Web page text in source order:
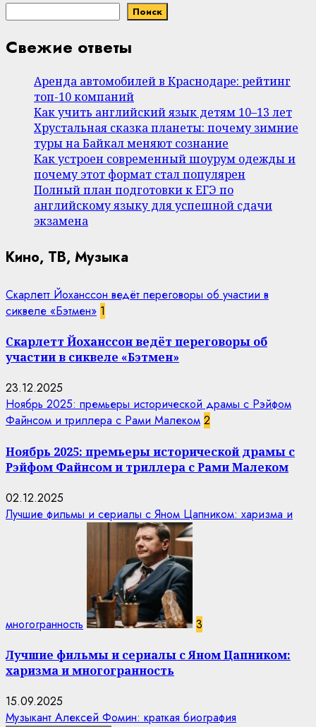
Поиск
Свежие ответы
Аренда автомобилей в Краснодаре: рейтинг
топ-10 компаний
Как учить английский язык детям 10–13 лет
Хрустальная сказка планеты: почему зимние
туры на Байкал меняют сознание
Как устроен современный шоурум одежды и
почему этот формат стал популярен
Полный план подготовки к ЕГЭ по
английскому языку для успешной сдачи
экзамена
Кино, ТВ, Музыка
Скарлетт Йоханссон ведёт переговоры об участии в
сиквеле «Бэтмен» 1
Скарлетт Йоханссон ведёт переговоры об
участии в сиквеле «Бэтмен»
23.12.2025
Ноябрь 2025: премьеры исторической драмы с Рэйфом
Файнсом и триллера с Рами Малеком 2
Ноябрь 2025: премьеры исторической драмы с
Рэйфом Файнсом и триллера с Рами Малеком
02.12.2025
Лучшие фильмы и сериалы с Яном Цапником: харизма и
многогранность 3
Лучшие фильмы и сериалы с Яном Цапником:
харизма и многогранность
15.09.2025
Музыкант Алексей Фомин: краткая биография